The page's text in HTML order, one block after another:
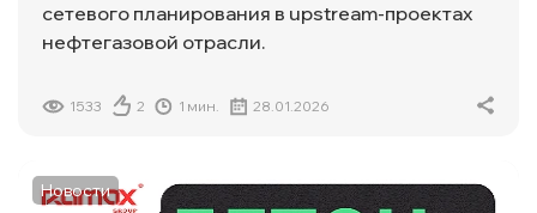
сетевого планирования в upstream-проектах
нефтегазовой отрасли.
1533 2 1 мин. 28.01.2026
Новости